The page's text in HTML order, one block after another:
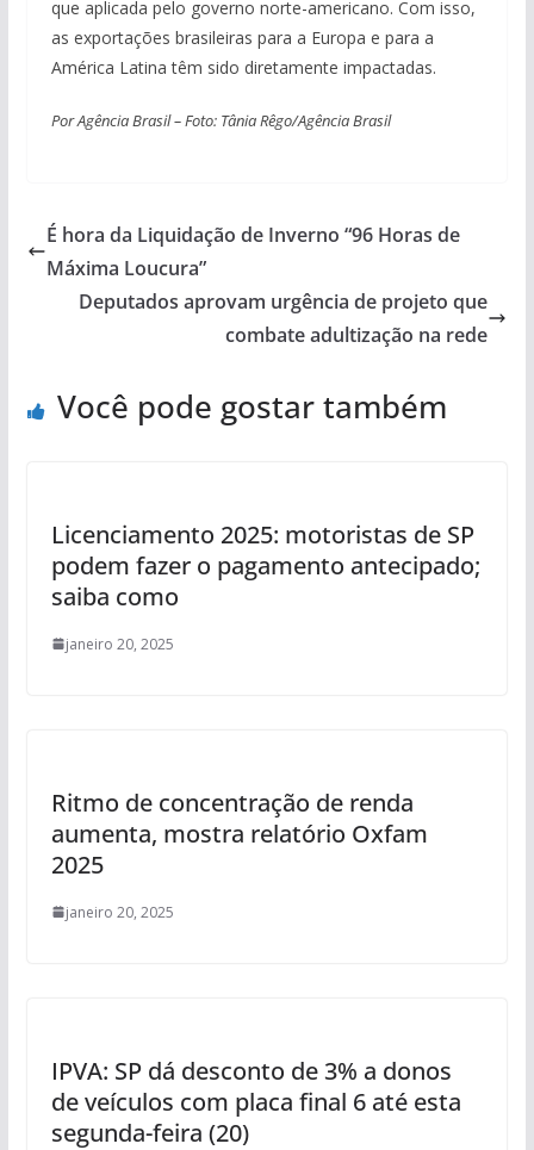
que aplicada pelo governo norte-americano. Com isso,
as exportações brasileiras para a Europa e para a
América Latina têm sido diretamente impactadas.
Por Agência Brasil – Foto: Tânia Rêgo/Agência Brasil
É hora da Liquidação de Inverno “96 Horas de
Máxima Loucura”
Deputados aprovam urgência de projeto que
combate adultização na rede
Você pode gostar também
Licenciamento 2025: motoristas de SP
podem fazer o pagamento antecipado;
saiba como
janeiro 20, 2025
Ritmo de concentração de renda
aumenta, mostra relatório Oxfam
2025
janeiro 20, 2025
IPVA: SP dá desconto de 3% a donos
de veículos com placa final 6 até esta
segunda-feira (20)